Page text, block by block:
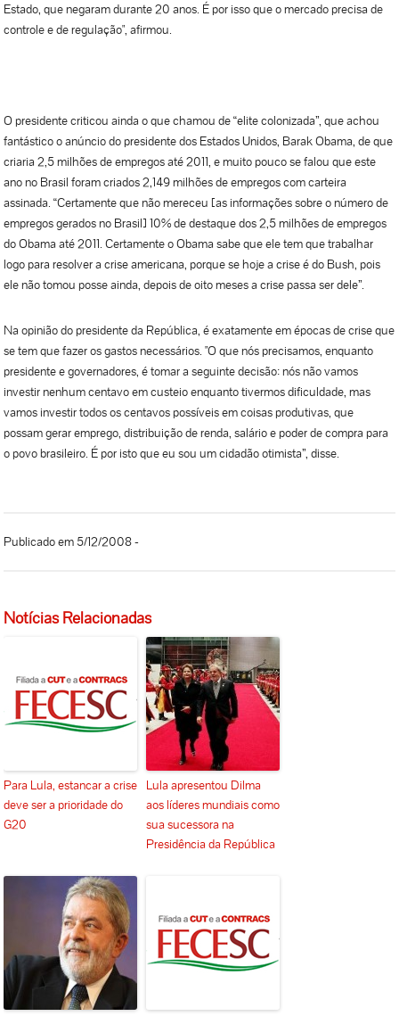
Estado, que negaram durante 20 anos. É por isso que o mercado precisa de
controle e de regulação", afirmou.
O presidente criticou ainda o que chamou de “elite colonizada”, que achou
fantástico o anúncio do presidente dos Estados Unidos, Barak Obama, de que
criaria 2,5 milhões de empregos até 2011, e muito pouco se falou que este
ano no Brasil foram criados 2,149 milhões de empregos com carteira
assinada. “Certamente que não mereceu [as informações sobre o número de
empregos gerados no Brasil] 10% de destaque dos 2,5 milhões de empregos
do Obama até 2011. Certamente o Obama sabe que ele tem que trabalhar
logo para resolver a crise americana, porque se hoje a crise é do Bush, pois
ele não tomou posse ainda, depois de oito meses a crise passa ser dele”.
Na opinião do presidente da República, é exatamente em épocas de crise que
se tem que fazer os gastos necessários. "O que nós precisamos, enquanto
presidente e governadores, é tomar a seguinte decisão: nós não vamos
investir nenhum centavo em custeio enquanto tivermos dificuldade, mas
vamos investir todos os centavos possíveis em coisas produtivas, que
possam gerar emprego, distribuição de renda, salário e poder de compra para
o povo brasileiro. É por isto que eu sou um cidadão otimista”, disse.
Publicado em 5/12/2008 -
Notícias Relacionadas
Para Lula, estancar a crise
deve ser a prioridade do
G20
Lula apresentou Dilma
aos líderes mundiais como
sua sucessora na
Presidência da República